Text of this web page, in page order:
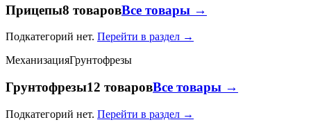
Прицепы8 товаровВсе товары →
Подкатегорий нет. Перейти в раздел →
МеханизацияГрунтофрезы
Грунтофрезы12 товаровВсе товары →
Подкатегорий нет. Перейти в раздел →